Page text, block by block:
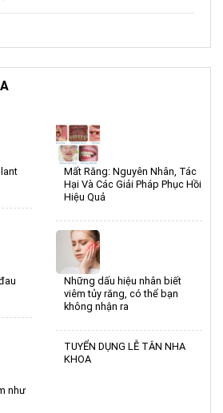
Mất Răng: Nguyên Nhân, Tác
Hại Và Các Giải Pháp Phục Hồi
Hiệu Quả
Những dấu hiệu nhân biết
viêm tủy răng, có thể bạn
không nhận ra
như
TUYỂN DỤNG LỄ TÂN NHA
KHOA